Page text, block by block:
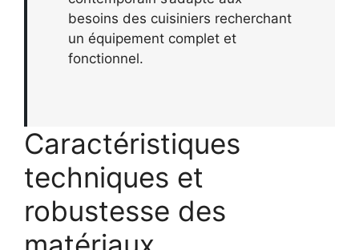
besoins des cuisiniers recherchant
un équipement complet et
fonctionnel.
Caractéristiques
techniques et
robustesse des